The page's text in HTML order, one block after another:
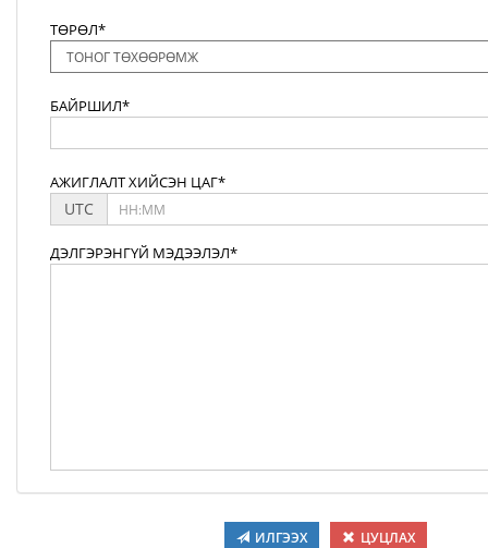
ТӨРӨЛ*
БАЙРШИЛ*
АЖИГЛАЛТ ХИЙСЭН ЦАГ*
UTC
ДЭЛГЭРЭНГҮЙ МЭДЭЭЛЭЛ*
ИЛГЭЭХ ЦУЦЛАХ